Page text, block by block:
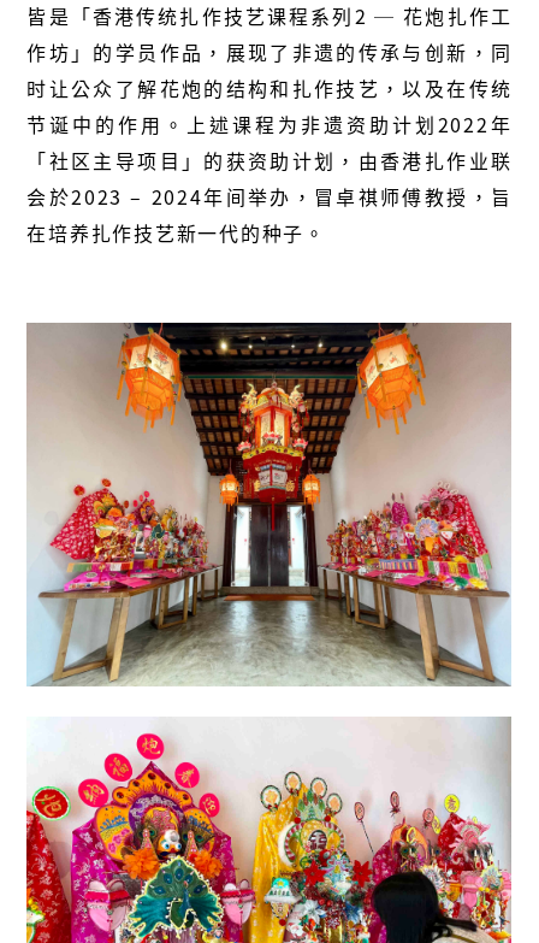
皆是「香港传统扎作技艺课程系列2 ─ 花炮扎作工
作坊」的学员作品，展现了非遗的传承与创新，同
时让公众了解花炮的结构和扎作技艺，以及在传统
节诞中的作用。上述课程为非遗资助计划2022年
「社区主导项目」的获资助计划，由香港扎作业联
会於2023 – 2024年间举办，冒卓祺师傅教授，旨
在培养扎作技艺新一代的种子。